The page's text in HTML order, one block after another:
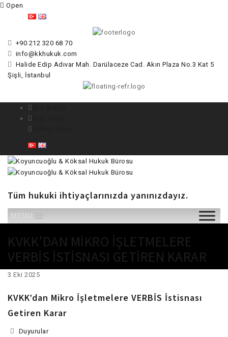
Open
+90 212 320 68 70
info@kkhukuk.com
Halide Edip Adıvar Mah. Darülaceze Cad. Akın Plaza No.3 Kat 5
Şişli, İstanbul
Tüm hukuki ihtiyaçlarınızda yanınızdayız.
Skip
to
KVKK’DAN MIKRO İŞLETMELERE
VERBİS İSTISNASI GETIREN KARAR
3 Eki 2025
KVKK’dan Mikro İşletmelere VERBİS İstisnası
Getiren Karar
Duyurular